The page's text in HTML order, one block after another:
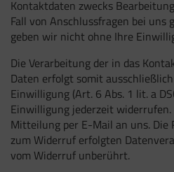
Kontaktdaten zwecks
Fall von Anschlussfragen bei uns
geben wir nicht ohne Ihre
Die Verarbeitung der in das
Daten erfolgt somit
Einwilligung (Art. 6 Abs. 1 lit. a
Einwilligung jederzeit
Mitteilung per E-Mail an uns. Die
zum Widerruf erfolgten
vom Widerruf unberührt.